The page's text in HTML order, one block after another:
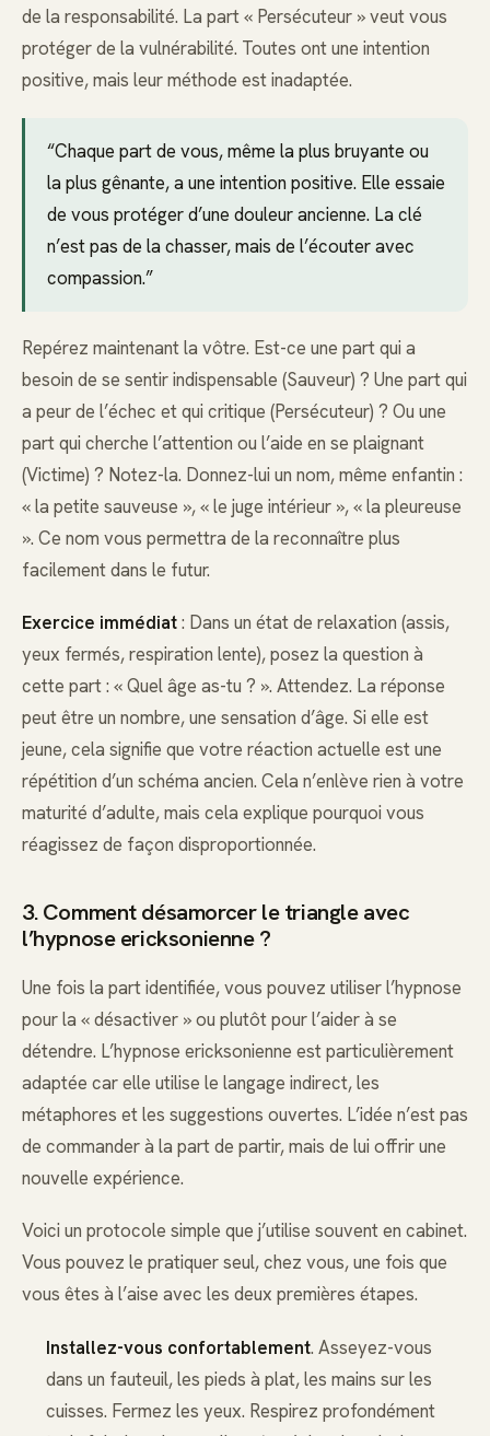
de la responsabilité. La part « Persécuteur » veut vous
protéger de la vulnérabilité. Toutes ont une intention
positive, mais leur méthode est inadaptée.
“Chaque part de vous, même la plus bruyante ou
la plus gênante, a une intention positive. Elle essaie
de vous protéger d’une douleur ancienne. La clé
n’est pas de la chasser, mais de l’écouter avec
compassion.”
Repérez maintenant la vôtre. Est-ce une part qui a
besoin de se sentir indispensable (Sauveur) ? Une part qui
a peur de l’échec et qui critique (Persécuteur) ? Ou une
part qui cherche l’attention ou l’aide en se plaignant
(Victime) ? Notez-la. Donnez-lui un nom, même enfantin :
« la petite sauveuse », « le juge intérieur », « la pleureuse
». Ce nom vous permettra de la reconnaître plus
facilement dans le futur.
Exercice immédiat: Dans un état de relaxation (assis,
yeux fermés, respiration lente), posez la question à
cette part : « Quel âge as-tu ? ». Attendez. La réponse
peut être un nombre, une sensation d’âge. Si elle est
jeune, cela signifie que votre réaction actuelle est une
répétition d’un schéma ancien. Cela n’enlève rien à votre
maturité d’adulte, mais cela explique pourquoi vous
réagissez de façon disproportionnée.
3. Comment désamorcer le triangle avec
l’hypnose ericksonienne ?
Une fois la part identifiée, vous pouvez utiliser l’hypnose
pour la « désactiver » ou plutôt pour l’aider à se
détendre. L’hypnose ericksonienne est particulièrement
adaptée car elle utilise le langage indirect, les
métaphores et les suggestions ouvertes. L’idée n’est pas
de commander à la part de partir, mais de lui offrir une
nouvelle expérience.
Voici un protocole simple que j’utilise souvent en cabinet.
Vous pouvez le pratiquer seul, chez vous, une fois que
vous êtes à l’aise avec les deux premières étapes.
Installez-vous confortablement. Asseyez-vous
dans un fauteuil, les pieds à plat, les mains sur les
cuisses. Fermez les yeux. Respirez profondément